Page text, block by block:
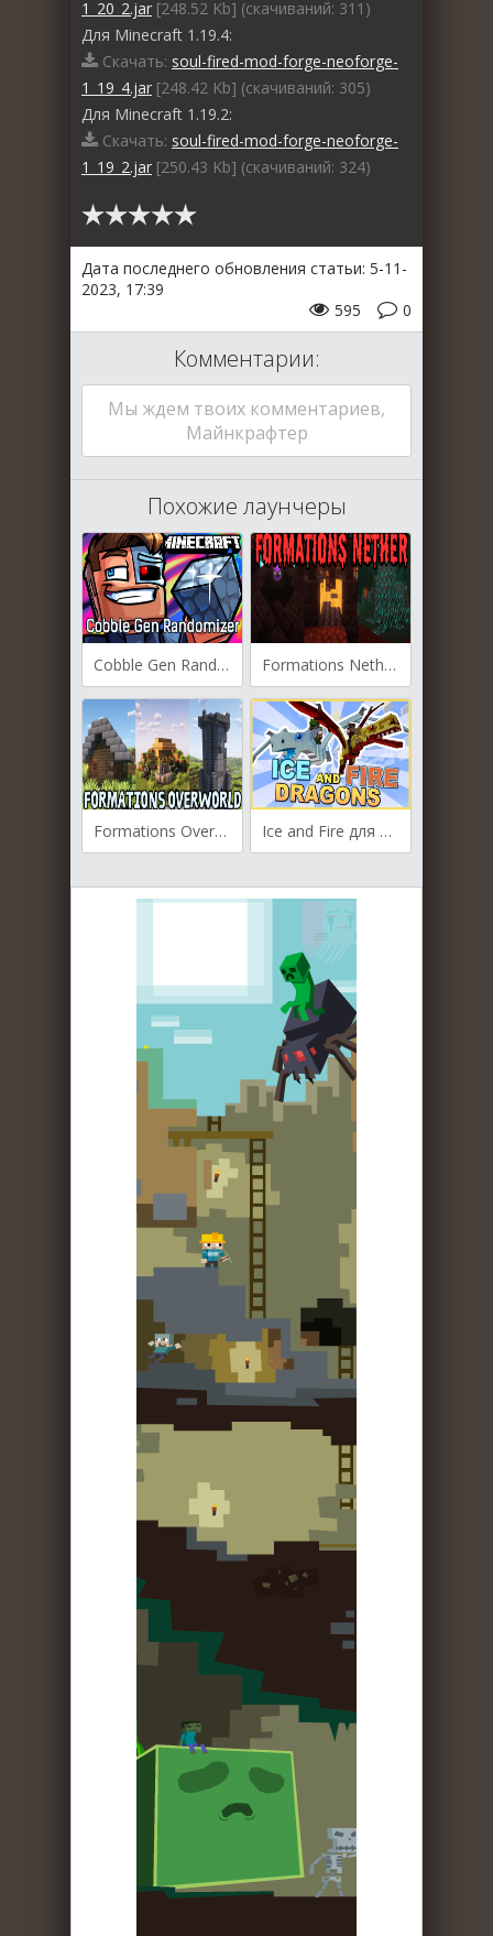
1_20_2.jar [248.52 Kb] (cкачиваний: 311)
Для Minecraft 1.19.4:
Скачать: soul-fired-mod-forge-neoforge-
1_19_4.jar [248.42 Kb] (cкачиваний: 305)
Для Minecraft 1.19.2:
Скачать: soul-fired-mod-forge-neoforge-
1_19_2.jar [250.43 Kb] (cкачиваний: 324)
Дата последнего обновления статьи: 5-11-
2023, 17:39
0
595
Комментарии:
Мы ждем твоих комментариев,
Майнкрафтер
Похожие лаунчеры
Cobble Gen Randomizer для Майнкрафт [1.20.2, 1.20.1, 1.19.4] Formations Nether для Майнкрафт [1.20.2, 1.20.1]
Formations Overworld для Майнкрафт [1.20.2, 1.20.1] Ice and Fire для Майнкрафт [1.18.2, 1.17.1, 1.16.5]